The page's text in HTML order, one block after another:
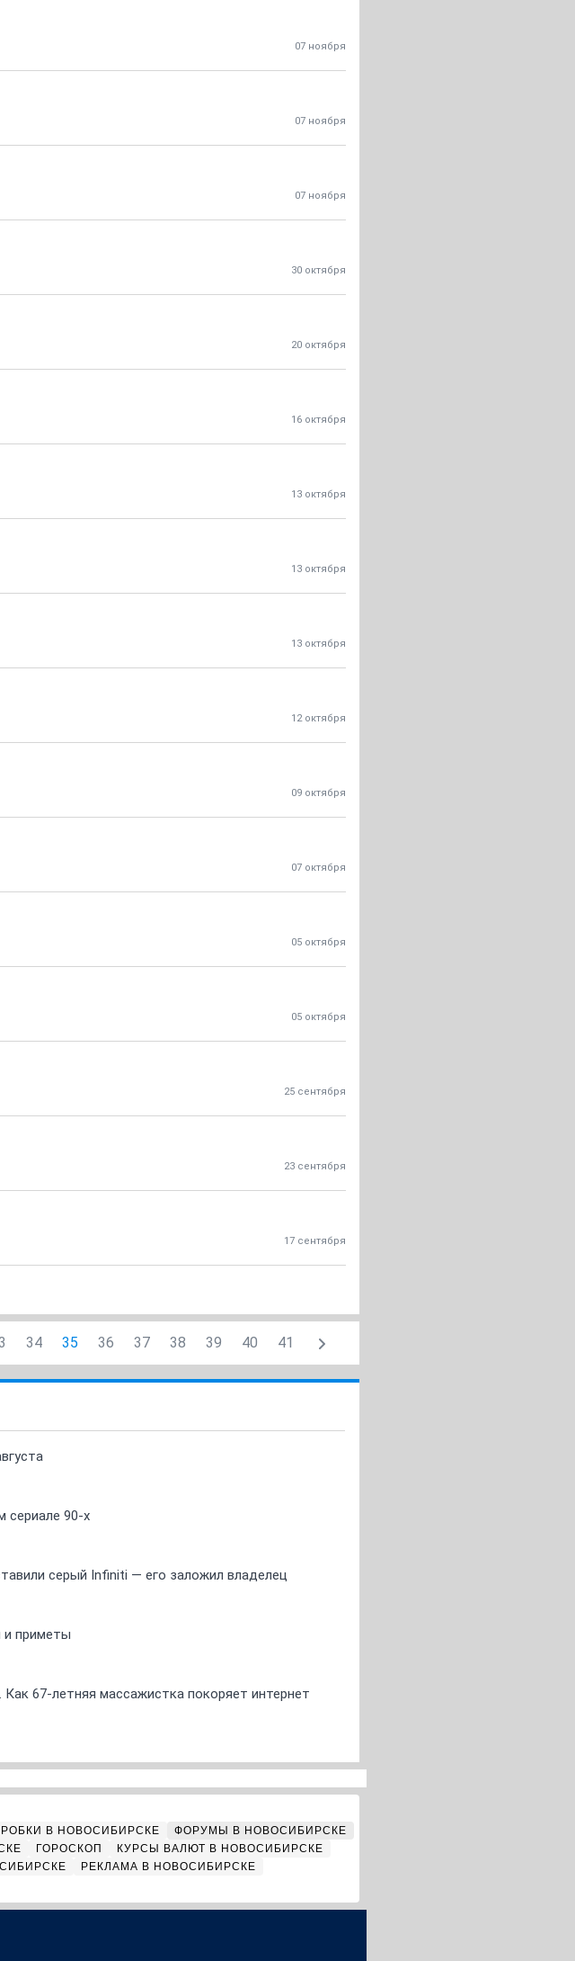
07 ноября
07 ноября
07 ноября
30 октября
20 октября
16 октября
13 октября
13 октября
13 октября
12 октября
09 октября
07 октября
05 октября
05 октября
25 сентября
23 сентября
17 сентября
34 35 36 37 38 39 40 41
сериале 90-х
серый Infiniti — его заложил владелец
и приметы
67-летняя массажистка покоряет интернет
В НОВОСИБИРСКЕ
ФОРУМЫ В НОВОСИБИРСКЕ
ГОРОСКОП
КУРСЫ ВАЛЮТ В НОВОСИБИРСКЕ
РЕКЛАМА В НОВОСИБИРСКЕ